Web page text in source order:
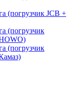
(погрузчик JCB +
(погрузчик
(погрузчик